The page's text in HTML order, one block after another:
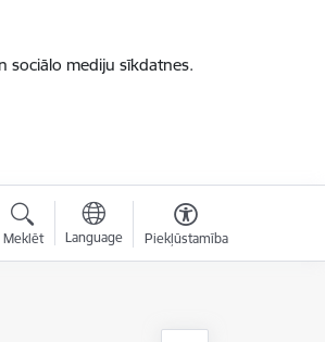
sociālo mediju sīkdatnes.
Meklēt Language Piekļūstamība